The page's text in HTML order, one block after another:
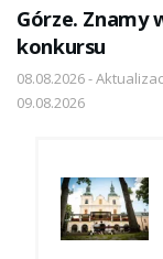
Górze. Znamy
konkursu
08.08.2026 -
09.08.2026